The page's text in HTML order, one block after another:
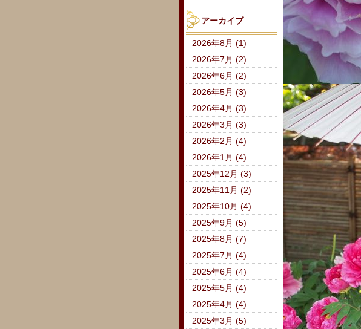
アーカイブ
2026年8月 (1)
2026年7月 (2)
2026年6月 (2)
2026年5月 (3)
2026年4月 (3)
2026年3月 (3)
2026年2月 (4)
2026年1月 (4)
2025年12月 (3)
2025年11月 (2)
2025年10月 (4)
2025年9月 (5)
2025年8月 (7)
2025年7月 (4)
2025年6月 (4)
2025年5月 (4)
2025年4月 (4)
2025年3月 (5)